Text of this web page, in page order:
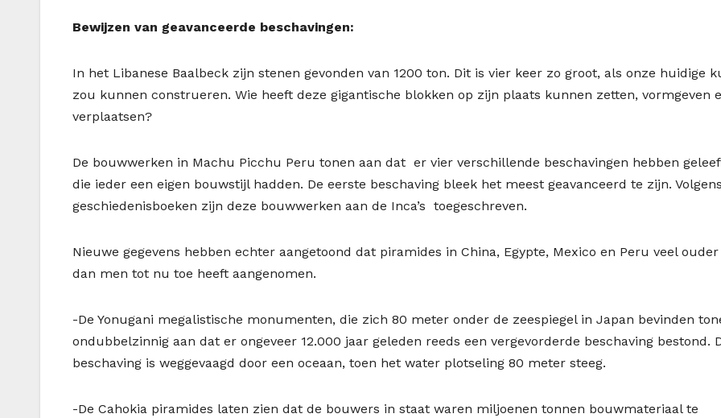
Bewijzen van geavanceerde beschavingen:
In het Libanese Baalbeck zijn stenen gevonden van 1200 ton. Dit is vier keer zo groot, als onze huidige
zou kunnen construeren. Wie heeft deze gigantische blokken op zijn plaats kunnen zetten, vormgeven
verplaatsen?
De bouwwerken in Machu Picchu Peru tonen aan dat er vier verschillende beschavingen hebben
die ieder een eigen bouwstijl hadden. De eerste beschaving bleek het meest geavanceerd te zijn.
geschiedenisboeken zijn deze bouwwerken aan de Inca’s toegeschreven.
Nieuwe gegevens hebben echter aangetoond dat piramides in China, Egypte, Mexico en Peru veel
dan men tot nu toe heeft aangenomen.
-De Yonugani megalistische monumenten, die zich 80 meter onder de zeespiegel in Japan bevinden
ondubbelzinnig aan dat er ongeveer 12.000 jaar geleden reeds een vergevorderde beschaving bestond.
beschaving is weggevaagd door een oceaan, toen het water plotseling 80 meter steeg.
-De Cahokia piramides laten zien dat de bouwers in staat waren miljoenen tonnen bouwmateriaal te